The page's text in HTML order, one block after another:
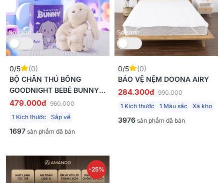
So sánh
0/5
(0)
BỘ CHĂN THÚ BÔNG
GOODNIGHT BEBÉ BUNNY
(BÁN THEO SET)
479.000đ 960.000
1 Kích thước
Sắp về
1697 sản phẩm đã bán
So sánh
0/5
(0)
BẢO VỆ NỆM DOONA AIRY
284.300đ 990.000
1 Kích thước
1 Màu sắc Xả kho
3976 sản phẩm đã bán
-25%